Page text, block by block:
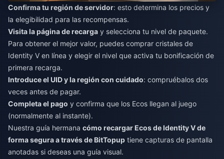
Confirma tu región de servidor: esto determina los precios y
la elegibilidad para las recompensas.
Visita la página de recarga y selecciona tu nivel de paquete.
Para obtener el mejor valor, puedes comprar cristales de
Identity V en línea y elegir el nivel que activa tu bonificación de
primera recarga.
Introduce el UID y la región con cuidado: compruébalos dos
veces antes de pagar.
Completa el pago y confirma que los Ecos llegan al juego
(normalmente al instante).
Nuestra guía hermana cómo recargar Ecos de Identity V de
forma segura a través de BitTopup tiene capturas de pantalla
anotadas si deseas una guía visual.